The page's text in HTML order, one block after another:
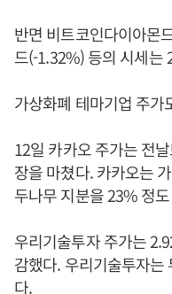
반면 비트코인다이아몬
드(-1.32%) 등의 시세는
가상화폐 테마기업 주가
12일 카카오 주가는 전
장을 마쳤다. 카카오는
두나무 지분을 23% 정
우리기술투자 주가는
감했다. 우리기술투자
다.